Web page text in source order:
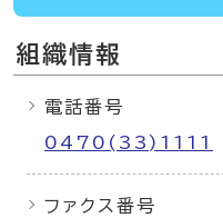
組織情報
電話番号
0470(33)1111
ファクス番号